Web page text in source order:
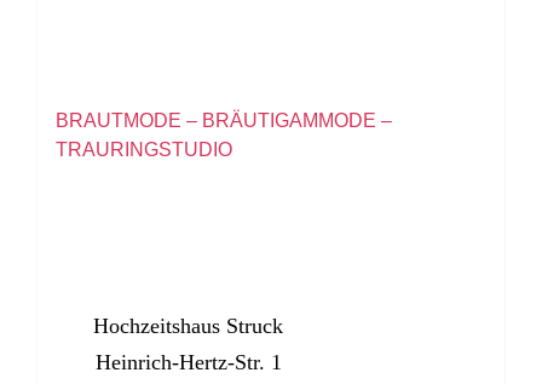
BRAUTMODE – BRÄUTIGAMMODE –
TRAURINGSTUDIO
Hochzeitshaus Struck
Heinrich-Hertz-Str. 1